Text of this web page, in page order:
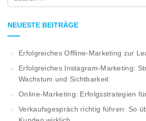
NEUESTE BEITRÄGE
Erfolgreiches Offline-Marketing zur
Erfolgreiches Instagram-Marketing:
Wachstum und Sichtbarkeit
Online-Marketing: Erfolgsstrategien
Verkaufsgespräch richtig führen: So